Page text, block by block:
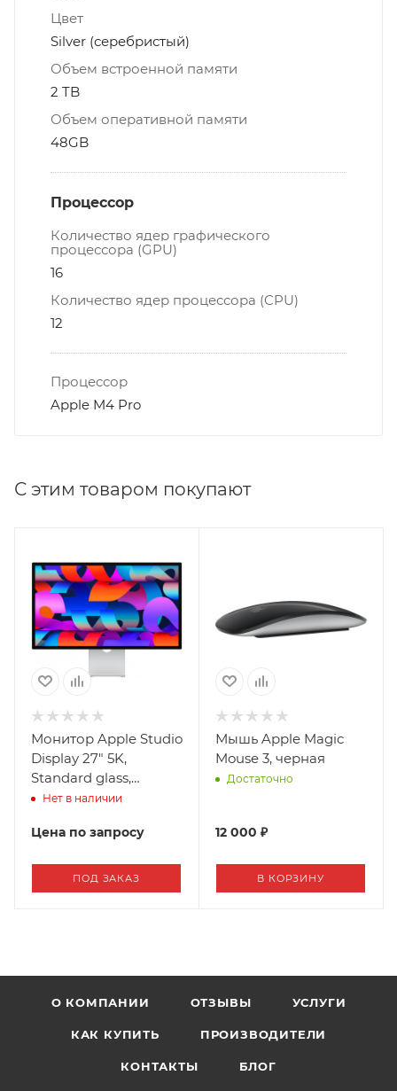
Цвет
Silver (серебристый)
Объем встроенной памяти
2 TB
Объем оперативной памяти
48GB
Процессор
Количество ядер графического
процессора (GPU)
16
Количество ядер процессора (CPU)
12
Процессор
Apple M4 Pro
С этим товаром покупают
Монитор Apple Studio
Display 27" 5K,
Standard glass,
подставка с
наклоном (2025 год)
Нет в наличии
Цена по запросу
ПОД ЗАКАЗ
Мышь Apple Magic
Mouse 3, черная
Достаточно
12 000 ₽
В КОРЗИНУ
О КОМПАНИИ ОТЗЫВЫ УСЛУГИ
КАК КУПИТЬ ПРОИЗВОДИТЕЛИ
КОНТАКТЫ БЛОГ